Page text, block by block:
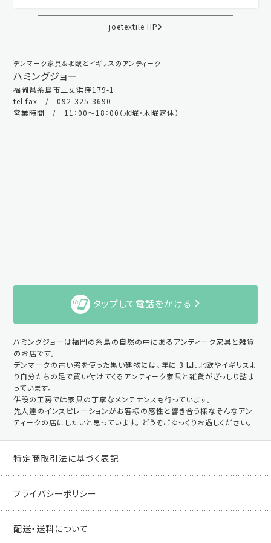
joetextile HP
デンマーク家具＆北欧とイギリスのアンティーク
ハミングジョー
福岡県糸島市二丈浜窪179-1
tel.fax / 092-325-3690
営業時間 / 11：00～18：00（水曜・木曜定休）
タップして電話をかける
ハミングジョーは福岡の糸島の自然の中にあるアンティーク家具と雑貨
のお店です。
デンマークの古い窓を使った黒い建物には、年に 3 回、北欧やイギリスよ
り自分たちの足で買い付けてくるアンティーク家具と雑貨がぎっしり詰ま
っています。
併設の工房では家具の丁寧なメンテナンスも行っています。
先人達のインスピレーションがお客様の感性と響き合う様なそんなアン
ティークの店にしたいと思っています。 どうぞごゆっくりお過しください。
特定商取引法に基づく表記
プライバシーポリシー
配送・送料について